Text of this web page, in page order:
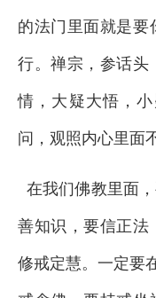
的法门里面就是要
行。禅宗，参话头
情，大疑大悟，
问，观照内心里面
在我们佛教里面
善知识，要信正法
修戒定慧。一定要